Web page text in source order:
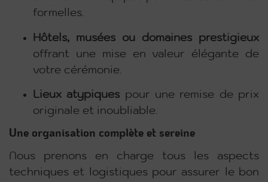
formelles.
Hôtels, musées ou domaines prestigieux
offrant une mise en valeur élégante de
votre cérémonie.
Lieux atypiques pour une remise de prix
originale et inoubliable.
Une organisation complète et sereine
Nous prenons en charge tous les aspects
techniques et logistiques pour assurer le bon